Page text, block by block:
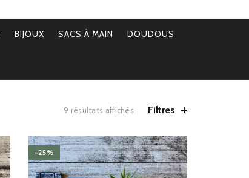
BIJOUX SACS À MAIN DOUDOUS
9 résultats affichés Filtres
-25%